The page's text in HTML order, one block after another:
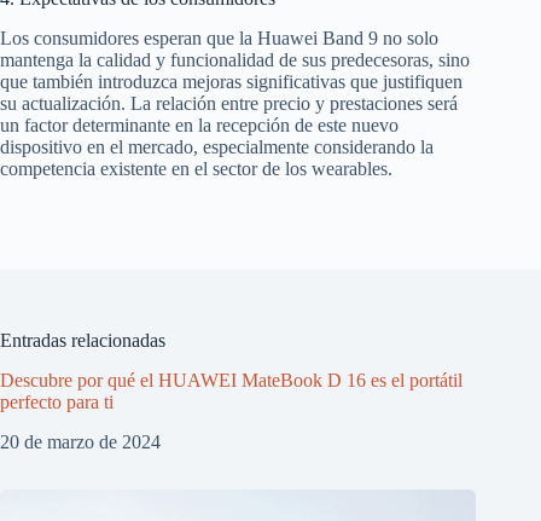
Los consumidores esperan que la Huawei Band 9 no solo
mantenga la calidad y funcionalidad de sus predecesoras, sino
que también introduzca mejoras significativas que justifiquen
su actualización. La relación entre precio y prestaciones será
un factor determinante en la recepción de este nuevo
dispositivo en el mercado, especialmente considerando la
competencia existente en el sector de los wearables.
Entradas relacionadas
Descubre por qué el HUAWEI MateBook D 16 es el portátil
perfecto para ti
20 de marzo de 2024